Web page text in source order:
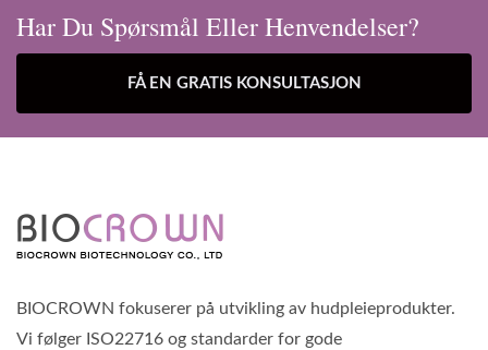
Har Du Spørsmål Eller Henvendelser?
FÅ EN GRATIS KONSULTASJON
BIOCROWN fokuserer på utvikling av hudpleieprodukter.
Vi følger ISO22716 og standarder for gode